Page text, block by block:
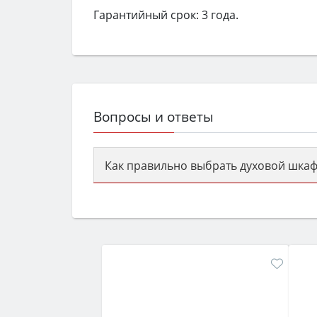
Гарантийный срок: 3 года.
Вопросы и ответы
Как правильно выбрать духовой
семьи, класс энергопотребления не